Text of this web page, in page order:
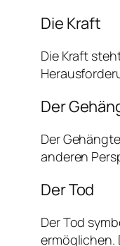
Die Kraft
Die Kraft
Der
Der
anderen
Der Tod
Der Tod
ermöglichen.